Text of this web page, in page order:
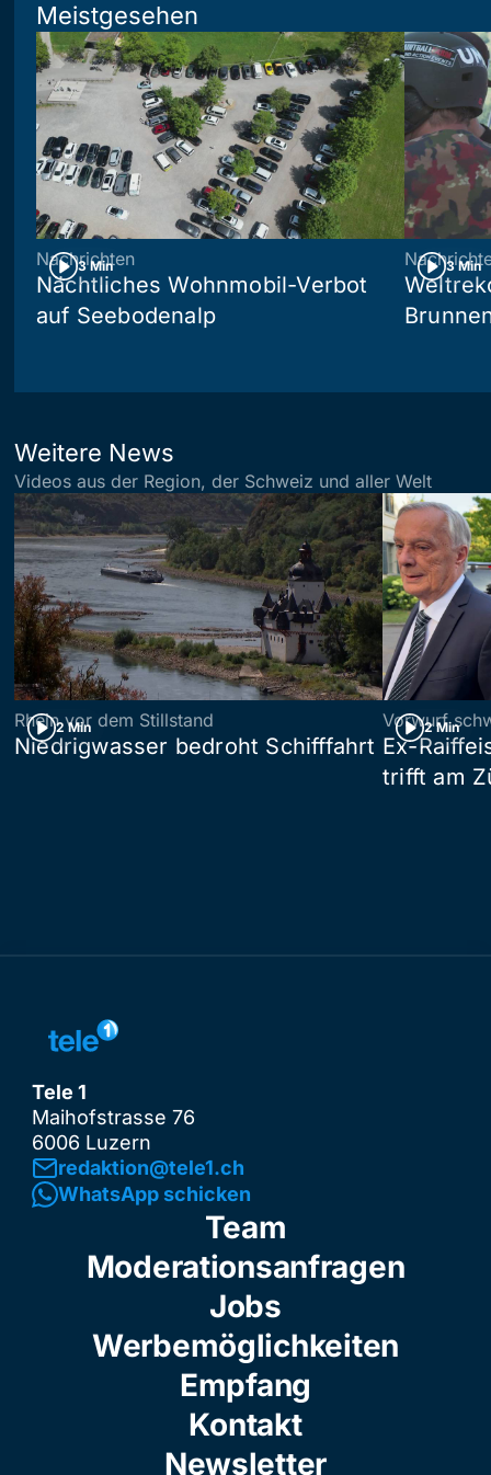
Meistgesehen
3 Min
Nachrichten
Nächtliches Wohnmobil-Verbot
auf Seebodenalp
3 Min
Weitere News
Videos aus der Region, der Schweiz und aller Welt
2 Min
Rhein vor dem Stillstand
Niedrigwasser bedroht Schifffahrt
2 Min
Vorwurf
Ex-
trifft am
Tele 1
Maihofstrasse 76
6006 Luzern
redaktion@tele1.ch
WhatsApp schicken
Team
Moderationsanfragen
Jobs
Werbemöglichkeiten
Empfang
Kontakt
Newsletter